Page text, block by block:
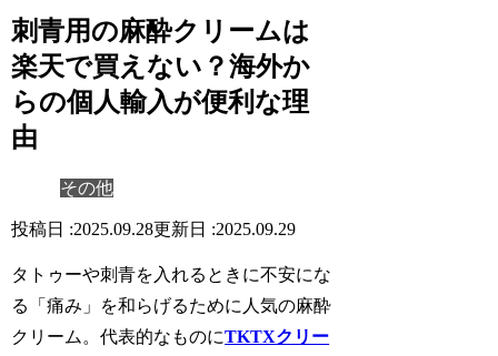
刺青用の麻酔クリームは
楽天で買えない？海外か
らの個人輸入が便利な理
由
その他
2025.09.28 2025.09.29
タトゥーや刺青を入れるときに不安にな
る「痛み 」を和らげるために人気の麻酔
クリーム。代表的なものにTKTXクリー